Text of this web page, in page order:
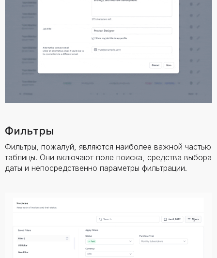
Фильтры
Фильтры, пожалуй, являются наиболее важной частью
таблицы. Они включают поле поиска, средства выбора
даты и непосредственно параметры фильтрации.